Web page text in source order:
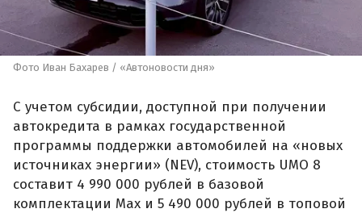
Фото Иван Бахарев / «Автоновости дня»
С учетом субсидии, доступной при получении
автокредита в рамках государственной
программы поддержки автомобилей на «новых
источниках энергии» (NEV), стоимость UMO 8
составит 4 990 000 рублей в базовой
комплектации Max и 5 490 000 рублей в топовой